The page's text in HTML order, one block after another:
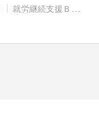
就労継続支援Ｂ型・ニコサービス城東センター